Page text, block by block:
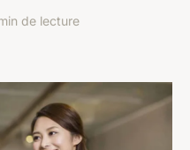
de lecture